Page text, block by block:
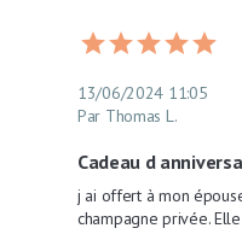
13/06/2024 11:05
Par Thomas L.
Cadeau d
j ai offert à mon
champagne privée.